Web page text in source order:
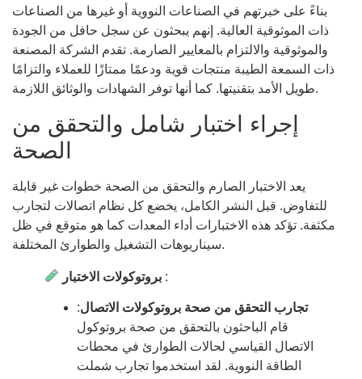
بناءً على خبرتهم في الصناعات النووية أو غيرها من الصناعات
ذات الموثوقية العالية. إنهم يبحثون عن سجل حافل من الجودة
والموثوقية والالتزام بالمعايير الصارمة. تقدم الشركة المصنعة
ذات السمعة الطيبة منتجات قوية ودعمًا ممتازًا للعملاء والتزامًا
طويل الأمد بتقنيتها. كما أنها توفر الشهادات والوثائق اللازمة.
إجراء اختبار شامل والتحقق من
الصحة
يعد الاختبار الصارم والتحقق من الصحة خطوات غير قابلة
للتفاوض. قبل النشر الكامل، يخضع كل نظام اتصالات لتجارب
مكثفة. تؤكد هذه الاختبارات أداء المعدات كما هو متوقع في ظل
سيناريوهات التشغيل والطوارئ المختلفة.
:
تجارب التحقق من صحة بروتوكولات الاتصال:
قام الباحثون بالتحقق من صحة بروتوكول
الاتصال القياسي لحالات الطوارئ في محطات
الطاقة النووية. لقد استخدموا تجارب شملت